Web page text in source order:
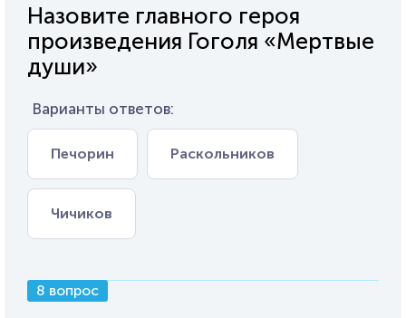
Назовите главного героя
произведения Гоголя «Мертвые
души»
Варианты ответов:
Печорин Раскольников
Чичиков
8 вопрос